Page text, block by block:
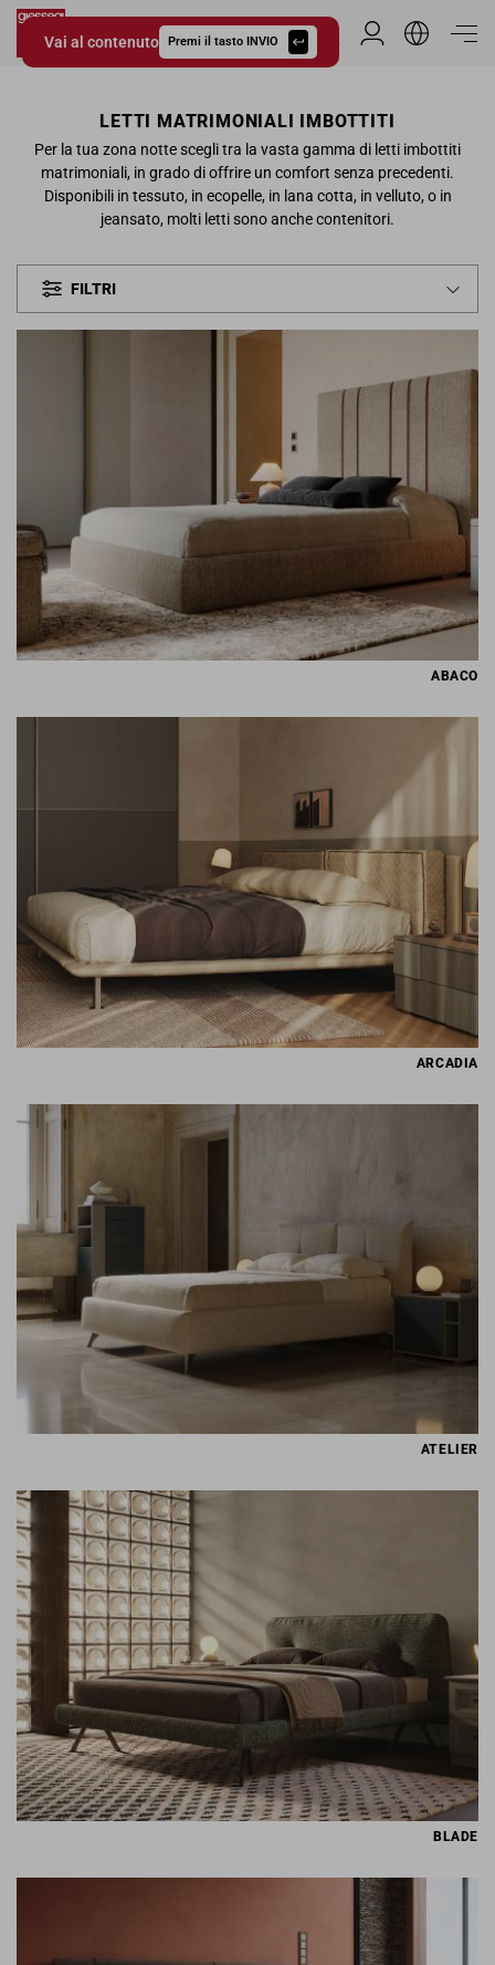
Vai al contenuto Premi il tasto INVIO
Giessegi.it
Area Riservata
LETTI MATRIMONIALI IMBOTTITI
Per la tua zona notte scegli tra la vasta gamma di letti imbottiti
matrimoniali, in grado di offrire un comfort senza precedenti.
Disponibili in tessuto, in ecopelle, in lana cotta, in velluto, o in
jeansato, molti letti sono anche contenitori.
FILTRI
ABACO
ARCADIA
ATELIER
BLADE